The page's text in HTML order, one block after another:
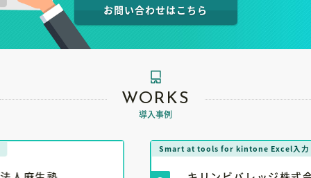
お問い合わせはこちら
WORKS
導入事例
Smart at tools for kintone Excel入力